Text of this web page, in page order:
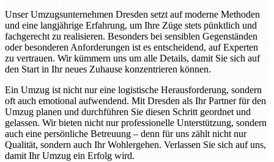
Unser Umzugsunternehmen Dresden setzt auf moderne Methoden
und eine langjährige Erfahrung, um Ihre Züge stets pünktlich und
fachgerecht zu realisieren. Besonders bei sensiblen Gegenständen
oder besonderen Anforderungen ist es entscheidend, auf Experten
zu vertrauen. Wir kümmern uns um alle Details, damit Sie sich auf
den Start in Ihr neues Zuhause konzentrieren können.
Ein Umzug ist nicht nur eine logistische Herausforderung, sondern
oft auch emotional aufwendend. Mit Dresden als Ihr Partner für den
Umzug planen und durchführen Sie diesen Schritt geordnet und
gelassen. Wir bieten nicht nur professionelle Unterstützung, sondern
auch eine persönliche Betreuung – denn für uns zählt nicht nur
Qualität, sondern auch Ihr Wohlergehen. Verlassen Sie sich auf uns,
damit Ihr Umzug ein Erfolg wird.